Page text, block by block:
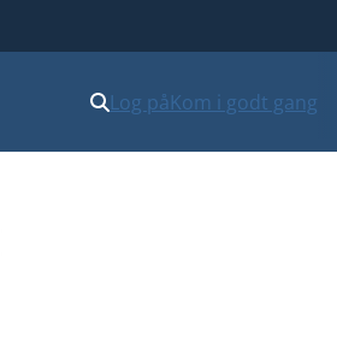
Log påKom i godt gang